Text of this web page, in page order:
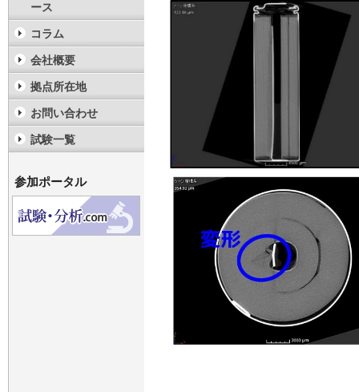
ース
コラム
会社概要
拠点所在地
お問い合わせ
試験一覧
参加ポータル